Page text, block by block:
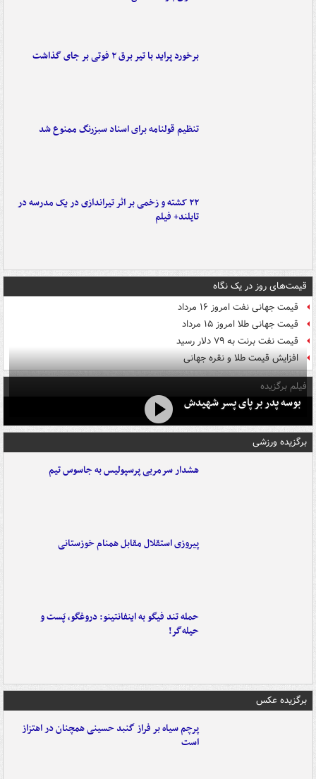
برخورد پراید با تیر برق ۲ فوتی بر جای گذاشت
تنظیم قولنامه برای اسناد سبزرنگ ممنوع شد
۲۲ کشته و زخمی بر اثر تیراندازی در یک مدرسه در
تایلند+ فیلم
قیمت‌های روز در یک نگاه
قیمت جهانی نفت امروز ۱۶ مرداد
قیمت جهانی طلا امروز ۱۵ مرداد
قیمت نفت برنت به ۷۹ دلار رسید
افزایش قیمت طلا و نقره جهانی
فیلم برگزیده
بوسه‌ پدر بر پای پسر شهیدش
برگزیده ورزشی
هشدار سرمربی پرسپولیس به جاسوس تیم
پیروزی استقلال مقابل همنام خوزستانی
حمله تند فیگو به اینفانتینو: دروغگو، پَست‌ و
حیله‌گر!
برگزیده عکس
پرچم سیاه بر فراز گنبد حسینی همچنان در اهتزاز
است